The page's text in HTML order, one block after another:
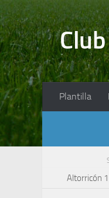
Saltar al contenido
Plantilla
Altorricón